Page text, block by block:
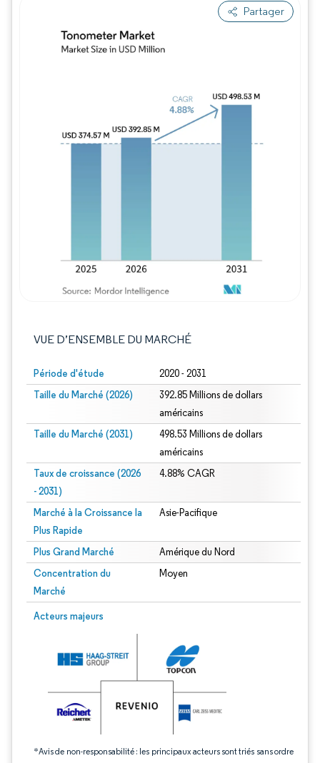
Partager
VUE D’ENSEMBLE DU MARCHÉ
Période d'étude 2020 - 2031
Taille du Marché (2026)
392.85 Millions de dollars
américains
Taille du Marché (2031)
498.53 Millions de dollars
américains
Taux de croissance (2026
- 2031)
4.88% CAGR
Marché à la Croissance la
Plus Rapide
Asie-Pacifique
Plus Grand Marché Amérique du Nord
Concentration du
Marché
Moyen
Acteurs majeurs
*Avis de non-responsabilité : les principaux acteurs sont triés sans ordre
Image © Mordor Intelligence. La réutilisation nécessite une attribution sous CC